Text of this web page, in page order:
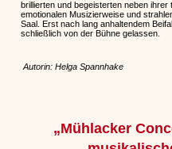
brillierten und begeisterten neben
emotionalen Musizierweise und
Saal. Erst nach lang anhaltendem
schließlich von der Bühne gelassen.
Autorin: Helga Spannhake
„Mühlacker